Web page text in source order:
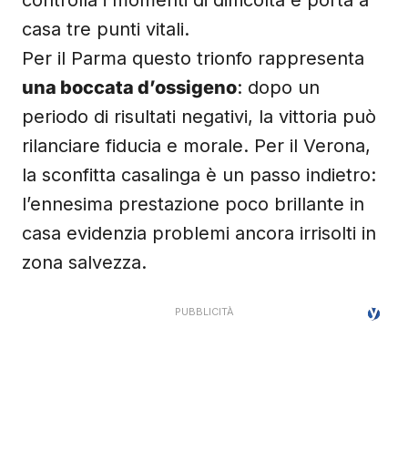
casa tre punti vitali.
Per il Parma questo trionfo rappresenta
una boccata d’ossigeno: dopo un
periodo di risultati negativi, la vittoria può
rilanciare fiducia e morale. Per il Verona,
la sconfitta casalinga è un passo indietro:
l’ennesima prestazione poco brillante in
casa evidenzia problemi ancora irrisolti in
zona salvezza.